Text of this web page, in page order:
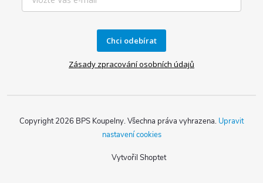
Chci odebírat
Zásady zpracování osobních údajů
Vytvořil Shoptet
Copyright 2026 BPS Koupelny. Všechna práva vyhrazena. Upravit
nastavení cookies